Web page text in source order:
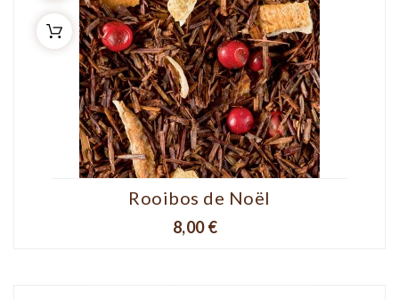
Rooibos de Noël
Prix
8,00 €